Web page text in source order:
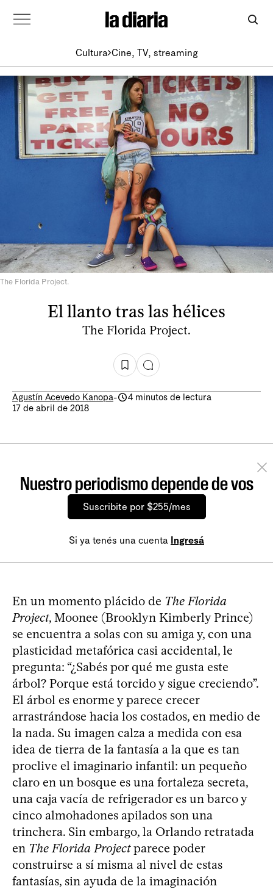
Cultura Cine, TV, streaming
The Florida Project.
El llanto tras las hélices
The Florida Project.
Agustín Acevedo Kanopa-
4 minutos de lectura
17 de abril de 2018
Nuestro periodismo depende de vos
Suscribite por $255/mes
Si ya tenés una cuenta Ingresá
En un momento plácido de The Florida
Project, Moonee (Brooklyn Kimberly Prince)
se encuentra a solas con su amiga y, con una
plasticidad metafórica casi accidental, le
pregunta: “¿Sabés por qué me gusta este
árbol? Porque está torcido y sigue creciendo”.
El árbol es enorme y parece crecer
arrastrándose hacia los costados, en medio de
la nada. Su imagen calza a medida con esa
idea de tierra de la fantasía a la que es tan
proclive el imaginario infantil: un pequeño
claro en un bosque es una fortaleza secreta,
una caja vacía de refrigerador es un barco y
cinco almohadones apilados son una
trinchera. Sin embargo, la Orlando retratada
en The Florida Projectparece poder
construirse a sí misma al nivel de estas
fantasías, sin ayuda de la imaginación